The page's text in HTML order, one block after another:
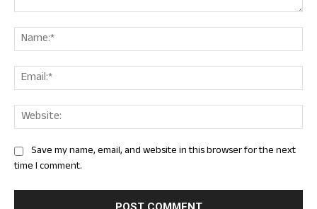
Save my name, email, and website in this browser for the next
time I comment.